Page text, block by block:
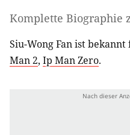
Komplette Biographie
Siu-Wong Fan ist
Man 2, Ip Man Zero.